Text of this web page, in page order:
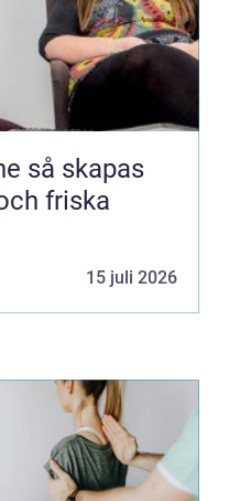
friska
15 juli 2026